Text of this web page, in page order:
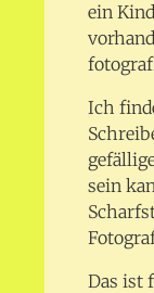
ein
Ich
sein
Das ist